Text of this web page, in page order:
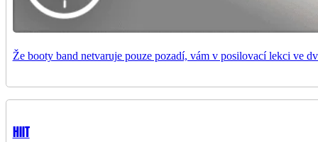
Že booty band netvaruje pouze pozadí, vám v posilovací lekci ve
HIIT